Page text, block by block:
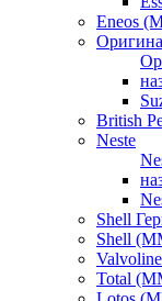
Eneos
British
Neste
Shell
Shell
Total